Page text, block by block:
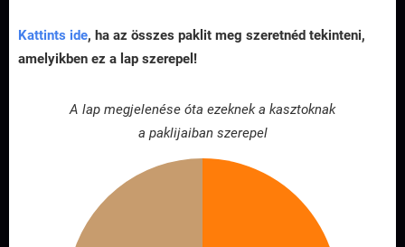
Kattints ide, ha az összes paklit meg szeretnéd tekinteni,
amelyikben ez a lap szerepel!
A lap megjelenése óta ezeknek a kasztoknak
a paklijaiban szerepel